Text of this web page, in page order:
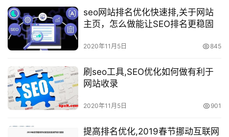
seo网站排名优化快速排,关于网站
主页，怎么做能让SEO排名更稳固
2020年11月5日 845
刷seo工具,SEO优化如何做有利于
网站收录
2020年11月5日 901
提高排名优化,2019春节挪动互联网